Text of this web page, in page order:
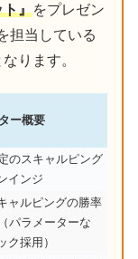
ト』をプレゼン
担当している
なります。
ー概要
のスキャルピング
インジ
ャルピングの勝率
パラメーターな
ク採用）